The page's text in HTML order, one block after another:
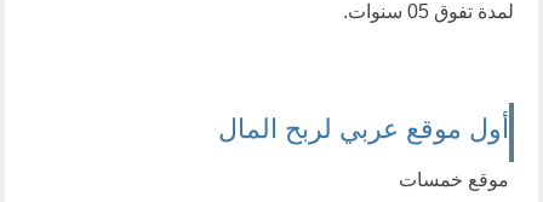
لمدة تفوق 05 سنوات.
أول موقع عربي لربح المال
موقع خمسات